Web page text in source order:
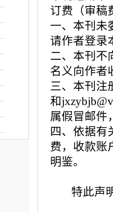
订费（审稿
一、本刊未
请作者登录
二、本刊不
名义向作者
三、本刊注
和
属假冒邮件
四、依据有
费，收款账
明鉴。
特此声明